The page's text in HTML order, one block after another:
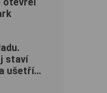
otevřel
staví
ušetří